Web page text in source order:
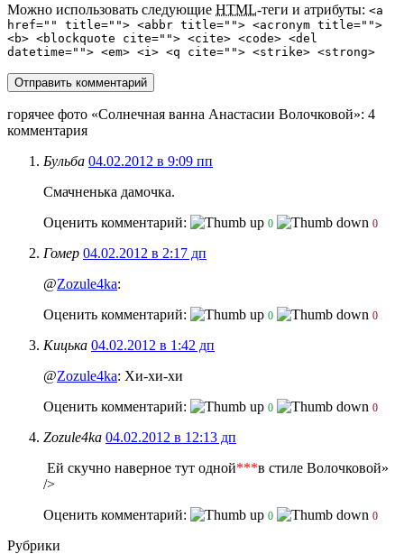
Можно использовать следующие HTML-теги и атрибуты: <a
href="" title=""> <abbr title=""> <acronym title="">
<b> <blockquote cite=""> <cite> <code> <del
datetime=""> <em> <i> <q cite=""> <strike> <strong>
горячее фото «Солнечная ванна Анастасии Волочковой»: 4
комментария
Бульба 04.02.2012 в 9:09 пп
Смачненька дамочка.
Оценить комментарий:
0 0
Гомер 04.02.2012 в 2:17 дп
@Zozule4ka:
Оценить комментарий:
0 0
Кицька 04.02.2012 в 1:42 дп
@Zozule4ka: Хи-хи-хи
Оценить комментарий:
0 0
Zozule4ka 04.02.2012 в 12:13 дп
Ей скучно наверное тут одной***в стиле Волочковой»
/>
Оценить комментарий:
0 0
Рубрики